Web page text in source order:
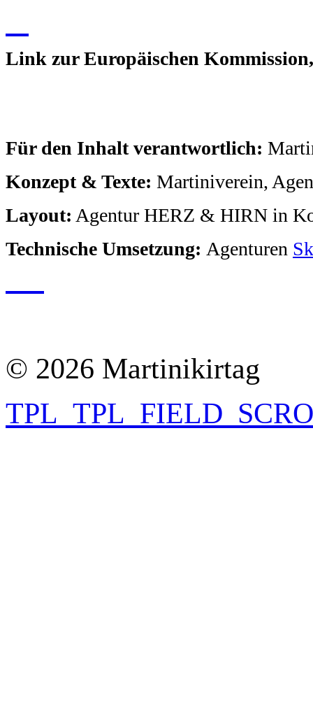
Link zur Europäischen
Für den Inhalt verantwortlich:
Konzept & Texte: Martiniverein,
Layout: Agentur HERZ & HIRN in
Technische Umsetzung: Agenturen
© 2026 Martinikirtag